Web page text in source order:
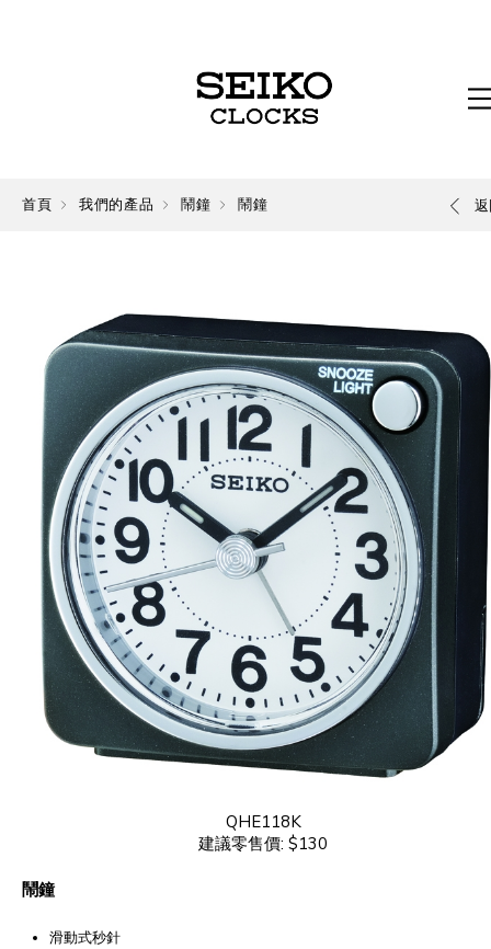
首頁 我們的產品 鬧鐘 鬧鐘
QHE118K
建議零售價: $130
鬧鐘
滑動式秒針